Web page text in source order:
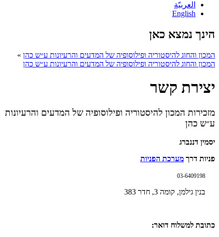
العربيّة
English
הינך נמצא כאן
המכון והחוג להיסטוריה ופילוסופיה של המדעים והרעיונות ע״ש כהן »
המכון והחוג להיסטוריה ופילוסופיה של המדעים והרעיונות ע״ש כהן
יצירת קשר
מזכירות המכון להיסטוריה ופילוסופיה של המדעים והרעיונות
ע״ש כהן
יסמין דננברג
פניות דרך מערכת הפניות
03-6409198
בנין גילמן, קומה 3, חדר 383
כתובת למשלוח דואר: